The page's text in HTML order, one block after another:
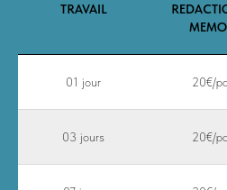
TRAVAIL
01 jour 20€/
03 jours 20€/